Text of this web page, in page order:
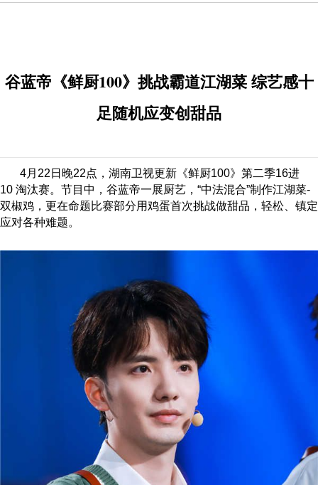
谷蓝帝《鲜厨100》挑战霸道江湖菜 综艺感十
足随机应变创甜品
4月22日晚22点，湖南卫视更新《鲜厨100》第二季16进
10 淘汰赛。节目中，谷蓝帝一展厨艺，“中法混合”制作江湖菜-
双椒鸡，更在命题比赛部分用鸡蛋首次挑战做甜品，轻松、镇定
应对各种难题。